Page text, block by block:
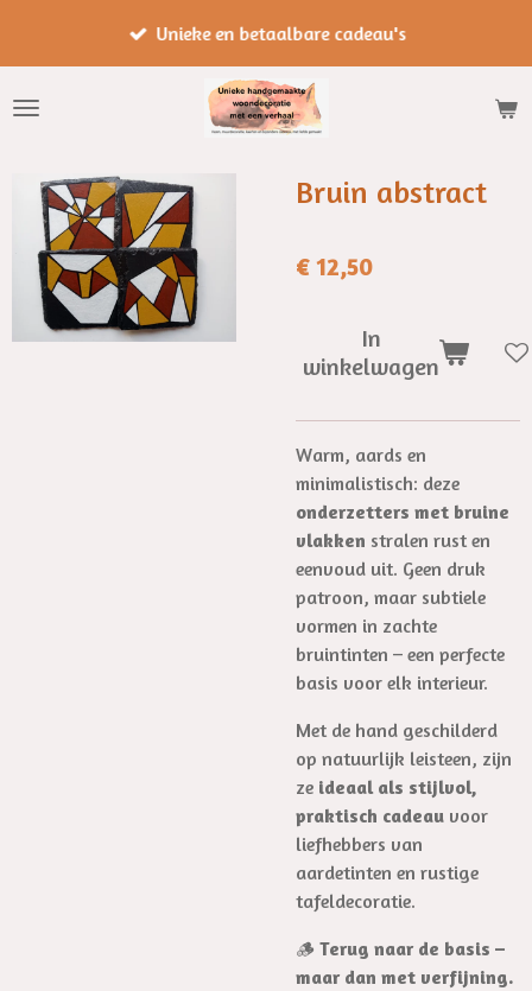
de
Unieke en betaalbare cadeau's
Bruin abstract
€ 12,50
In
winkelwagen
Warm, aards en
minimalistisch: deze
onderzetters met bruine
vlakken stralen rust en
eenvoud uit. Geen druk
patroon, maar subtiele
vormen in zachte
bruintinten – een perfecte
basis voor elk interieur.
Met de hand geschilderd
op natuurlijk leisteen, zijn
ze ideaal als stijlvol,
praktisch cadeau voor
liefhebbers van
aardetinten en rustige
tafeldecoratie.
🪵 Terug naar de basis –
maar dan met verfijning.